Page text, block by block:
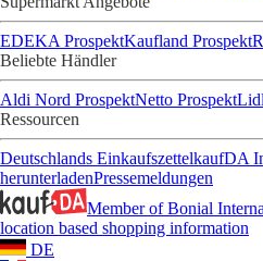
EDEKA ProspektKaufland Prospekt
Beliebte Händler
Aldi Nord ProspektNetto Prospekt
Ressourcen
Deutschlands EinkaufszettelkaufDA
herunterladenPressemeldungen
Member of Bonial
location based shopping information
DE